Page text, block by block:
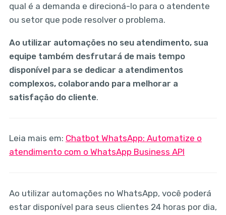
qual é a demanda e direcioná-lo para o atendente
ou setor que pode resolver o problema.
Ao utilizar automações no seu atendimento, sua
equipe também desfrutará de mais tempo
disponível para se dedicar a atendimentos
complexos, colaborando para melhorar a
satisfação do cliente.
Leia mais em: Chatbot WhatsApp: Automatize o
atendimento com o WhatsApp Business API
Ao utilizar automações no WhatsApp, você poderá
estar disponível para seus clientes 24 horas por dia,